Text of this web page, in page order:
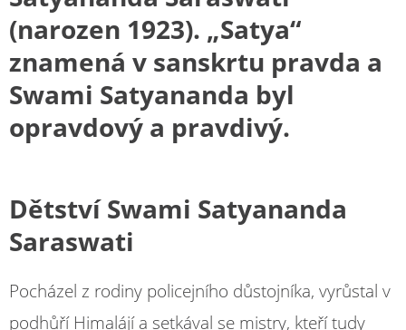
(narozen 1923). „Satya“
znamená v sanskrtu pravda a
Swami Satyananda byl
opravdový a pravdivý.
Dětství Swami Satyananda
Saraswati
Pocházel z rodiny policejního důstojníka, vyrůstal v
podhůří Himalájí a setkával se mistry, kteří tudy